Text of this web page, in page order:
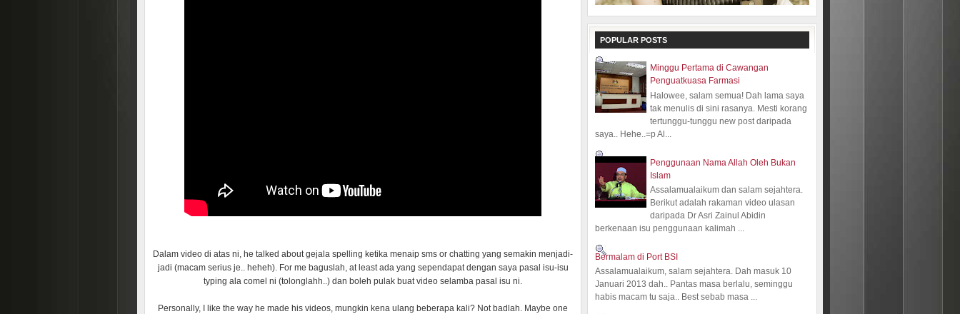
Dalam video di atas ni, he talked about gejala spelling ketika menaip sms or chatting yang semakin menjadi-
jadi (macam serius je.. heheh). For me baguslah, at least ada yang sependapat dengan saya pasal isu-isu
typing ala comel ni (tolonglahh..) dan boleh pulak buat video selamba pasal isu ni.
Personally, I like the way he made his videos, mungkin kena ulang beberapa kali? Not badlah. Maybe one
POPULAR POSTS
Minggu Pertama di Cawangan
Penguatkuasa Farmasi
Halowee, salam semua! Dah lama saya
tak menulis di sini rasanya. Mesti korang
tertunggu-tunggu new post daripada
saya.. Hehe..=p Al...
Penggunaan Nama Allah Oleh Bukan
Islam
Assalamualaikum dan salam sejahtera.
Berikut adalah rakaman video ulasan
daripada Dr Asri Zainul Abidin
berkenaan isu penggunaan kalimah ...
Bermalam di Port BSI
Assalamualaikum, salam sejahtera. Dah masuk 10
Januari 2013 dah.. Pantas masa berlalu, seminggu
habis macam tu saja.. Best sebab masa ...